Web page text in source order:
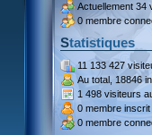
Actuellement 34
0 membre
Statistiques
11 133 427
Au total, 18846
1 498 visiteurs
0 membre inscrit
0 membre